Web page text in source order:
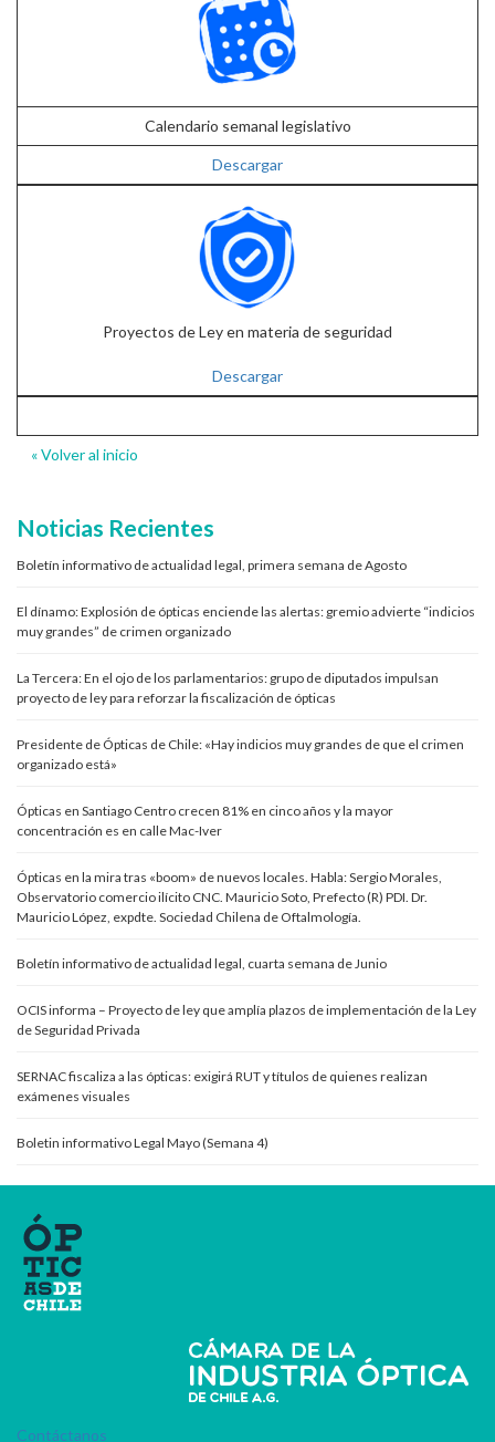
Calendario semanal legislativo
Descargar
Proyectos de Ley en materia de seguridad
Descargar
« Volver al inicio
Noticias Recientes
Boletín informativo de actualidad legal, primera semana de Agosto
El dínamo: Explosión de ópticas enciende las alertas: gremio advierte “indicios
muy grandes” de crimen organizado
La Tercera: En el ojo de los parlamentarios: grupo de diputados impulsan
proyecto de ley para reforzar la fiscalización de ópticas
Presidente de Ópticas de Chile: «Hay indicios muy grandes de que el crimen
organizado está»
Ópticas en Santiago Centro crecen 81% en cinco años y la mayor
concentración es en calle Mac-Iver
Ópticas en la mira tras «boom» de nuevos locales. Habla: Sergio Morales,
Observatorio comercio ilícito CNC. Mauricio Soto, Prefecto (R) PDI. Dr.
Mauricio López, expdte. Sociedad Chilena de Oftalmología.
Boletín informativo de actualidad legal, cuarta semana de Junio
OCIS informa – Proyecto de ley que amplía plazos de implementación de la Ley
de Seguridad Privada
SERNAC fiscaliza a las ópticas: exigirá RUT y títulos de quienes realizan
exámenes visuales
Boletin informativo Legal Mayo (Semana 4)
Contáctanos